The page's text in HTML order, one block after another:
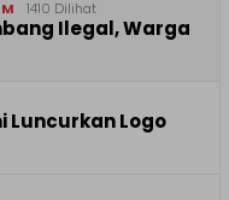
1410 Dilihat
Ilegal, Warga
Luncurkan Logo